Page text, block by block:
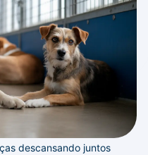
descansando juntos